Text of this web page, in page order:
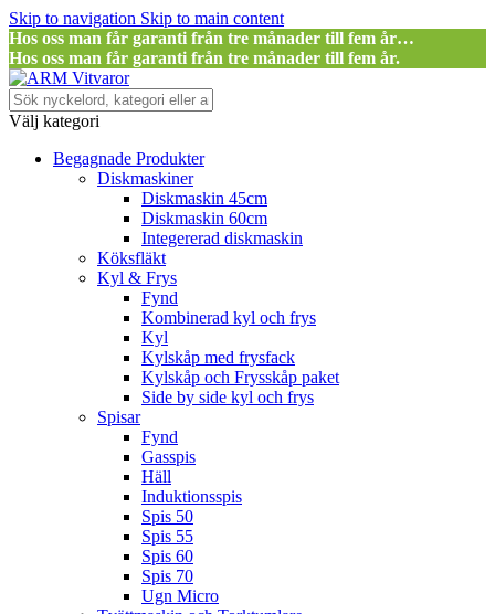
Skip to navigation Skip to main content
Hos oss man får garanti från tre månader till fem år…
Hos oss man får garanti från tre månader till fem år.
Välj kategori
Begagnade Produkter
Diskmaskiner
Diskmaskin 45cm
Diskmaskin 60cm
Integererad diskmaskin
Köksfläkt
Kyl & Frys
Fynd
Kombinerad kyl och frys
Kyl
Kylskåp med frysfack
Kylskåp och Frysskåp paket
Side by side kyl och frys
Spisar
Fynd
Gasspis
Häll
Induktionsspis
Spis 50
Spis 55
Spis 60
Spis 70
Ugn Micro